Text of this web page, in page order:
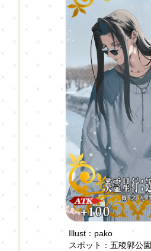
Illust：pako
スポット：五稜郭公園